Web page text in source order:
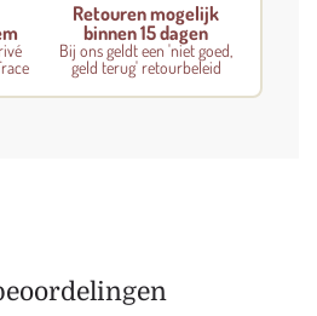
Retouren mogelijk
binnen 15 dagen
Bij ons geldt een 'niet goed,
geld terug' retourbeleid